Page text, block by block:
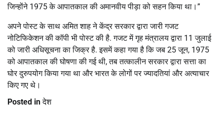
जिन्होंने 1975 के आपातकाल की अमानवीय पीड़ा को सहन किया था।”
अपने पोस्ट के साथ अमित शाह ने केंद्र सरकार द्वारा जारी गजट
नोटिफिकेशन की कॉपी भी पोस्ट की है. गजट में गृह मंत्रालय द्वारा 11 जुलाई
को जारी अधिसूचना का जिक्र है. इसमें कहा गया है कि जब 25 जून, 1975
को आपातकाल की घोषणा की गई थी, तब तत्कालीन सरकार द्वारा सत्ता का
घोर दुरुपयोग किया गया था और भारत के लोगों पर ज्यादतियां और अत्याचार
किए गए थे।
Posted inदेश